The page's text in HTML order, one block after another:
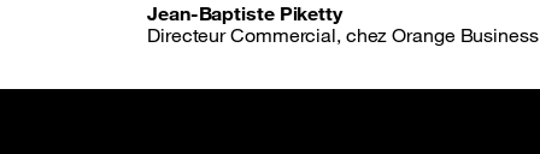
Jean-Baptiste Piketty
Directeur Commercial, chez Orange Business